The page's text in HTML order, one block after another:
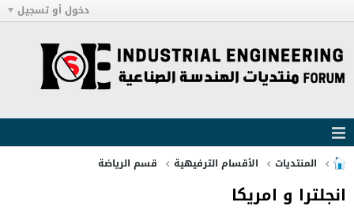
دخول أو تسجيل
المنتديات الأقسام الترفيهية قسم الرياضة
انجلترا و امريكا